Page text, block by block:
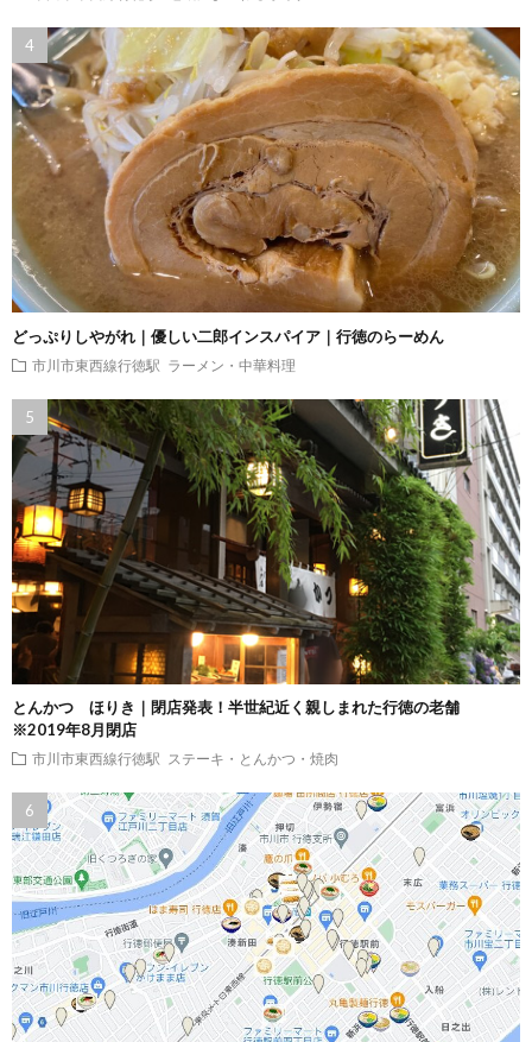
どっぷりしやがれ｜優しい二郎インスパイア｜行徳のらーめん
市川市東西線行徳駅 ラーメン・中華料理
とんかつ ほりき｜閉店発表！半世紀近く親しまれた行徳の老舗
※2019年8月閉店
市川市東西線行徳駅 ステーキ・とんかつ・焼肉